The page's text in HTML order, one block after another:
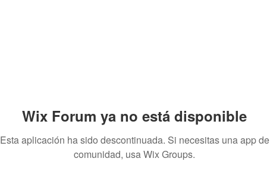
Wix Forum ya no está disponible
Esta aplicación ha sido descontinuada. Si necesitas una app de
comunidad, usa Wix Groups.